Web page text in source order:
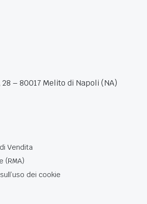
– 80017 Melito di Napoli (NA)
Vendita
(RMA)
dei cookie